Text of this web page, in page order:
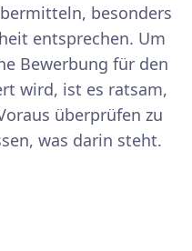
besonders
entsprechen. Um
Bewerbung für den
wird, ist es ratsam,
überprüfen zu
was darin steht.